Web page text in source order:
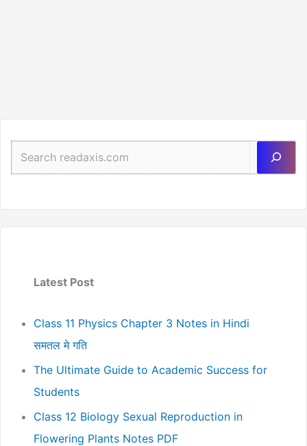
Latest Post
Class 11 Physics Chapter 3 Notes in Hindi
समतल मे गति
The Ultimate Guide to Academic Success for
Students
Class 12 Biology Sexual Reproduction in
Flowering Plants Notes PDF